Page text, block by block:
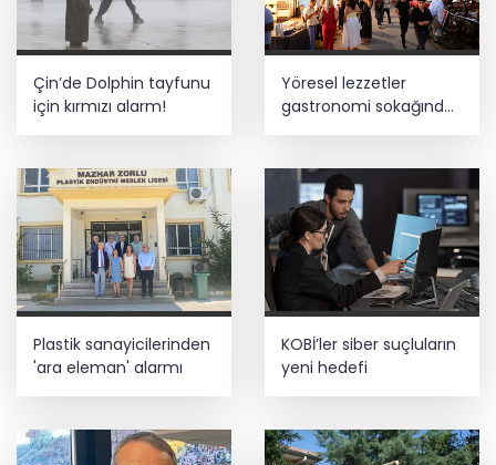
Çin’de Dolphin tayfunu
için kırmızı alarm!
Yöresel lezzetler
gastronomi sokağında
Plastik sanayicilerinden
'ara eleman' alarmı
KOBİ’ler siber suçluların
yeni hedefi